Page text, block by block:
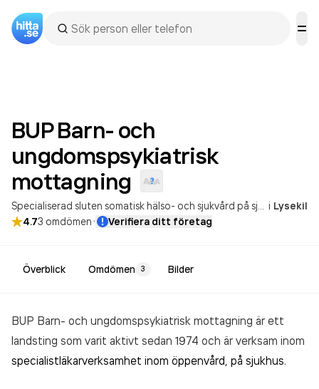
BUP Barn- och
ungdomspsykiatrisk
mottagning
i Lysekil
4.73 omdömen· Verifiera ditt företag
Överblick Omdömen 3 Bilder
BUP Barn- och ungdomspsykiatrisk mottagning är ett
landsting som varit aktivt sedan 1974 och är verksam inom
specialistläkarverksamhet inom öppenvård, på sjukhus.